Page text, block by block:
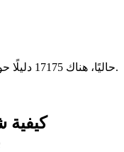
حاليًا، هناك 17175 دليلًا حول كيفية شراء أو تداول العملات المشفرة.
كيفية